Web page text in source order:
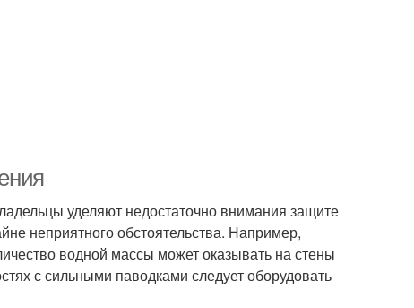
уделяют недостаточно внимания защите
неприятного обстоятельства. Например,
водной массы может оказывать на стены
с сильными паводками следует оборудовать